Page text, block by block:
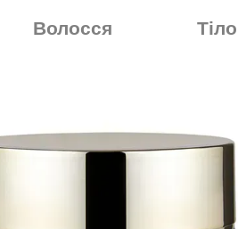
Волосся Тіло